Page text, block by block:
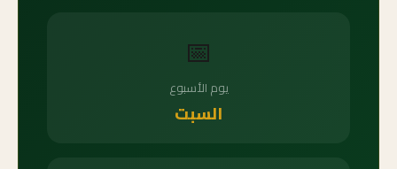
📅
يوم الأسبوع
السبت